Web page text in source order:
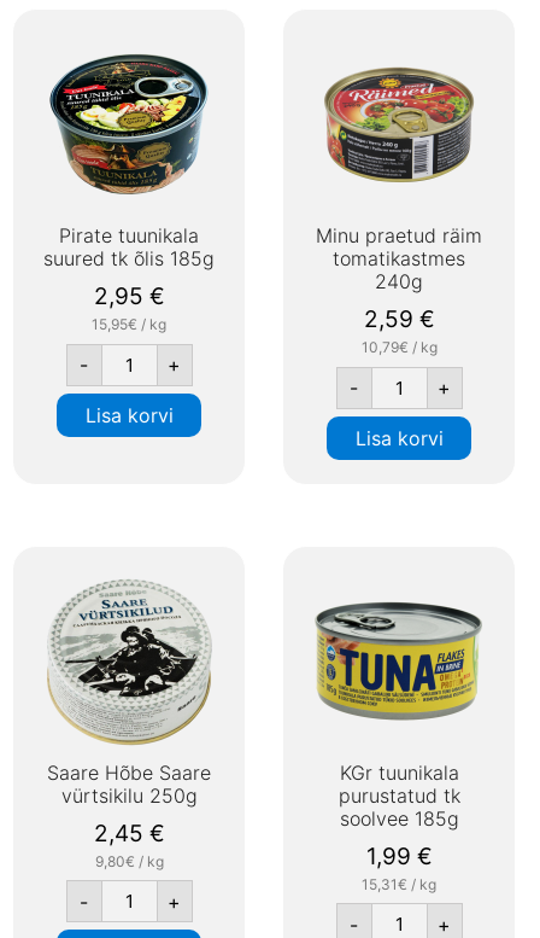
Pirate tuunikala
suured tk õlis 185g
2,95 €
15,95€ / kg
- +
Lisa korvi
Minu praetud räim
tomatikastmes
240g
2,59 €
10,79€ / kg
- +
Lisa korvi
Saare Hõbe Saare
vürtsikilu 250g
2,45 €
9,80€ / kg
- +
KGr tuunikala
purustatud tk
soolvee 185g
1,99 €
15,31€ / kg
- +